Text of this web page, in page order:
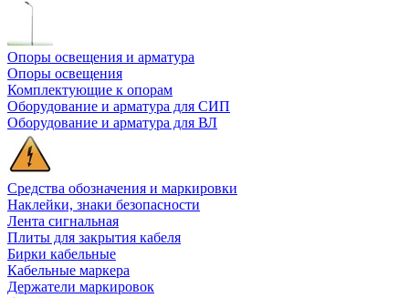
Опоры освещения и арматура
Опоры освещения
Комплектующие к опорам
Оборудование и арматура для СИП
Оборудование и арматура для ВЛ
Средства обозначения и маркировки
Наклейки, знаки безопасности
Лента сигнальная
Плиты для закрытия кабеля
Бирки кабельные
Кабельные маркера
Держатели маркировок